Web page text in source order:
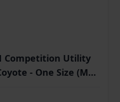
Competition Utility
- One Size (MO-